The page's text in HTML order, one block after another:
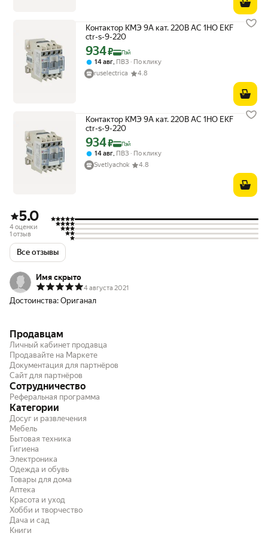
Контактор КМЭ 9А кат. 220В AC 1НО EKF
ctr-s-9-220
Цена с картой Яндекс Пэй 934 ₽ вместо
934₽ Пэй
14 авг, ПВЗ
По клику
ruselectrica
4.8
Контактор КМЭ 9А кат. 220В AC 1НО EKF
ctr-s-9-220
Цена с картой Яндекс Пэй 934 ₽ вместо
934₽ Пэй
14 авг ПВЗ
По клику
Svetlyachok
4.8
5.0
4 оценки
1 отзыв
Все отзывы
Имя скрыто
4 августа 2021
Достоинства: Ориганал
Продавцам
Личный кабинет продавца
Продавайте на Маркете
Документация для партнёров
Сайт для партнёров
Сотрудничество
Реферальная программа
Категории
Досуг и развлечения
Мебель
Бытовая техника
Гигиена
Электроника
Одежда и обувь
Товары для дома
Аптека
Красота и уход
Хобби и творчество
Дача и сад
Книги